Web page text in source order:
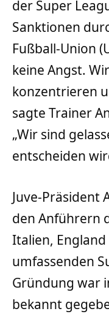
der Super
Sanktionen
Fußball-Union
keine Angst.
konzentrieren
sagte Trainer
„Wir sind
entscheiden
Juve-Präsident
den Anführern
Italien,
umfassenden
Gründung war
bekannt